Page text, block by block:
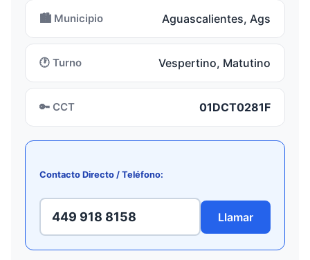
🏙️ Municipio Aguascalientes, Ags
🕐 Turno Vespertino, Matutino
🔑 CCT 01DCT0281F
Contacto Directo / Teléfono:
449 918 8158 Llamar